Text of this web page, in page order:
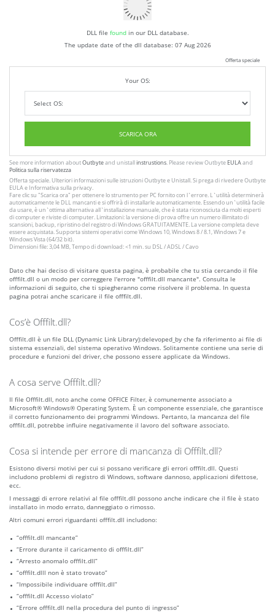
DLL file foundin our DLL database.
The update date of the dll database: 07 Aug 2026
Offerta speciale
Your OS:
SCARICA ORA
See more information aboutOutbyteand unistallinstrustions. Please review Outbyte EULAand
Politica sulla riservatezza
Offerta speciale. Ulteriori informazioni sulle istruzioniOutbytee Unistall. Si prega di rivedere Outbyte
EULAe Informativa sulla privacy.
Fare clic su "Scarica ora" per ottenere lo strumento per PC fornito con l`errore. L`utilità determinerà
automaticamente le DLL mancanti e si offrirà di installarle automaticamente. Essendo un`utilità facile
da usare, è un`ottima alternativa all`installazione manuale, che è stata riconosciuta da molti esperti
di computer e riviste di computer. Limitazioni: la versione di prova offre un numero illimitato di
scansioni, backup, ripristino del registro di Windows GRATUITAMENTE. La versione completa deve
essere acquistata. Supporta sistemi operativi come Windows 10, Windows 8 / 8.1, Windows 7 e
Windows Vista (64/32 bit).
Dimensioni file: 3,04 MB, Tempo di download: <1 min. su DSL / ADSL / Cavo
Dato che hai deciso di visitare questa pagina, è probabile che tu stia cercando il file
offfilt.dll o un modo per correggere l'errore "offfilt.dll mancante". Consulta le
informazioni di seguito, che ti spiegheranno come risolvere il problema. In questa
pagina potrai anche scaricare il file offfilt.dll.
Cos’è Offfilt.dll?
Offfilt.dll è un file DLL (Dynamic Link Library):delevoped_by che fa riferimento ai file di
sistema essenziali, del sistema operativo Windows. Solitamente contiene una serie di
procedure e funzioni del driver, che possono essere applicate da Windows.
A cosa serve Offfilt.dll?
Il file Offfilt.dll, noto anche come OFFICE Filter, è comunemente associato a
Microsoft® Windows® Operating System. È un componente essenziale, che garantisce
il corretto funzionamento dei programmi Windows. Pertanto, la mancanza del file
offfilt.dll, potrebbe influire negativamente il lavoro del software associato.
Cosa si intende per errore di mancanza di Offfilt.dll?
Esistono diversi motivi per cui si possano verificare gli errori offfilt.dll. Questi
includono problemi di registro di Windows, software dannoso, applicazioni difettose,
ecc.
I messaggi di errore relativi al file offfilt.dll possono anche indicare che il file è stato
installato in modo errato, danneggiato o rimosso.
Altri comuni errori riguardanti offfilt.dll includono:
“offfilt.dll mancante”
“Errore durante il caricamento di offfilt.dll”
“Arresto anomalo offfilt.dll”
“offfilt.dlll non è stato trovato”
“Impossibile individuare offfilt.dll”
“offfilt.dll Accesso violato”
“Errore offfilt.dll nella procedura del punto di ingresso”